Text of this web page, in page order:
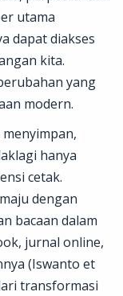
utama
dapat diakses
kita.
yang
modern.
hanya
cetak.
dengan
bacaan dalam
jurnal online,
(Iswanto et
transformasi